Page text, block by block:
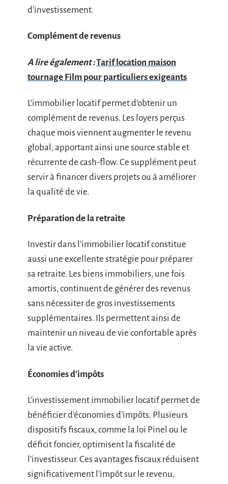
d’investissement.
Complément de revenus
A lire également :Tarif location maison
tournage Film pour particuliers exigeants
L’immobilier locatif permet d’obtenir un
complément de revenus. Les loyers perçus
chaque mois viennent augmenter le revenu
global, apportant ainsi une source stable et
récurrente de cash-flow. Ce supplément peut
servir à financer divers projets ou à améliorer
la qualité de vie.
Préparation de la retraite
Investir dans l’immobilier locatif constitue
aussi une excellente stratégie pour préparer
sa retraite. Les biens immobiliers, une fois
amortis, continuent de générer des revenus
sans nécessiter de gros investissements
supplémentaires. Ils permettent ainsi de
maintenir un niveau de vie confortable après
la vie active.
Économies d’impôts
L’investissement immobilier locatif permet de
bénéficier d’économies d’impôts. Plusieurs
dispositifs fiscaux, comme la loi Pinel ou le
déficit foncier, optimisent la fiscalité de
l’investisseur. Ces avantages fiscaux réduisent
significativement l’impôt sur le revenu,